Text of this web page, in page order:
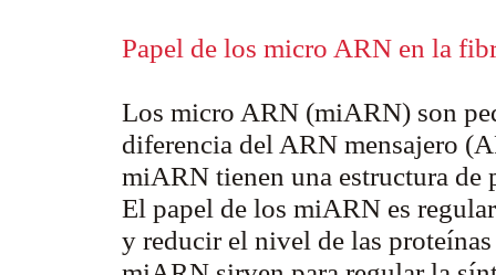
Papel de los micro ARN en la
Los micro ARN (miARN) son
diferencia del ARN mensajero
miARN tienen una estructura de
El papel de los miARN es
y reducir el nivel de las